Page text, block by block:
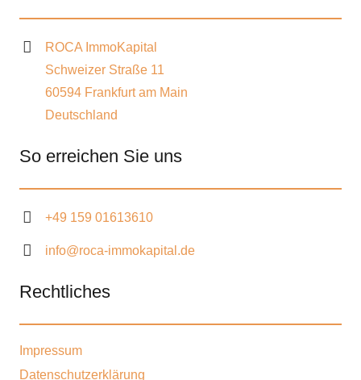
ROCA ImmoKapital
Schweizer Straße 11
60594 Frankfurt am Main
Deutschland
So erreichen Sie uns
+49 159 01613610
info@roca-immokapital.de
Rechtliches
Impressum
Datenschutzerklärung